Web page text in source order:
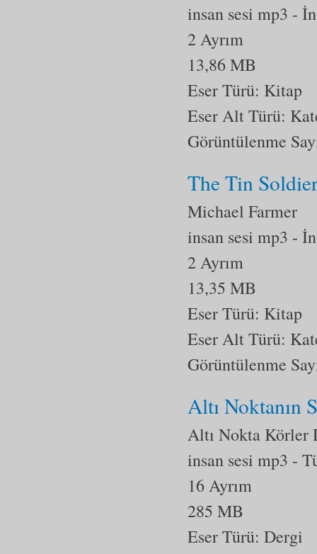
insan sesi mp3 -
2 Ayrım
13,86 MB
Eser Türü: Kitap
Eser Alt Türü:
Görüntülenme
The Tin
Michael Farmer
insan sesi mp3 -
2 Ayrım
13,35 MB
Eser Türü: Kitap
Eser Alt Türü:
Görüntülenme
Altı Noktanın
Altı Nokta Körler
insan sesi mp3 -
16 Ayrım
285 MB
Eser Türü: Dergi